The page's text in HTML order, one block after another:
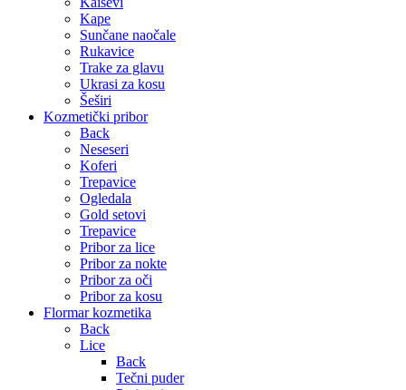
Kape
Sunčane naočale
Rukavice
Trake za glavu
Ukrasi za kosu
Šeširi
Kozmetički pribor
Back
Neseseri
Koferi
Trepavice
Ogledala
Gold setovi
Trepavice
Pribor za lice
Pribor za nokte
Pribor za oči
Pribor za kosu
Flormar kozmetika
Back
Lice
Back
Tečni puder